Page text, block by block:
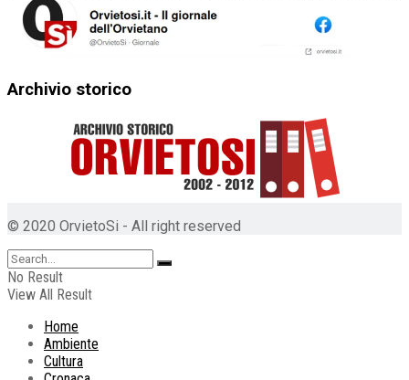
Archivio storico
© 2020 OrvietoSi - All right reserved
No Result
View All Result
Home
Ambiente
Cultura